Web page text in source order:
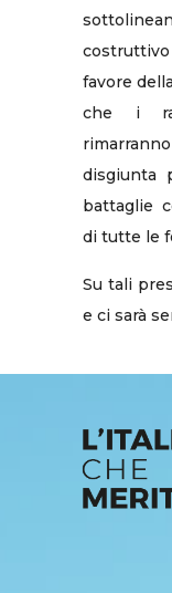
favore
che i
disgiunta
battaglie
di tutte le
Su tali
e ci sarà